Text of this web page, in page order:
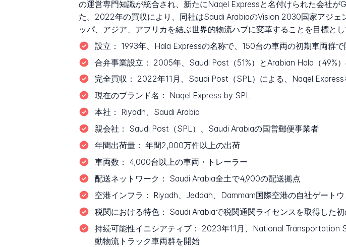
の運営専門知識が統合され、新たにNaqel Expressと名付けられた会社
た。2022年の買収により、同社はSaudi ArabiaのVision 2030国家アジ
ッパ、アジア、アフリカを結ぶ世界的物流ハブに変革することを目標とし
設立：
1993年、Hala Expressの名称で、150台の車両の初期車両群で
合弁事業設立：
2005年、Saudi Post（51%）とArabian Hala（49%
完全買収：
2022年11月、Saudi Post（SPL）による、Naqel
現在のブランド名：
Naqel Express by SPL
本社：
Riyadh、Saudi Arabia
親会社：
Saudi Post（SPL）、Saudi Arabiaの国営郵便事業者
年間出荷量： 年間2,000万件以上の出荷
車両数：
4,000台以上の車両・トレーラー
配送ネットワーク：
Saudi Arabia全土で4,900の配送拠点
空港インフラ：
Riyadh、Jeddah、Dammam国際空港の自社ゲート
税関における特色：
Saudi Arabiaで税関通関ライセンスを取得した
持続可能性イニシアティブ：
2023年11月、National Transportation
動物流トラック車両群を開始